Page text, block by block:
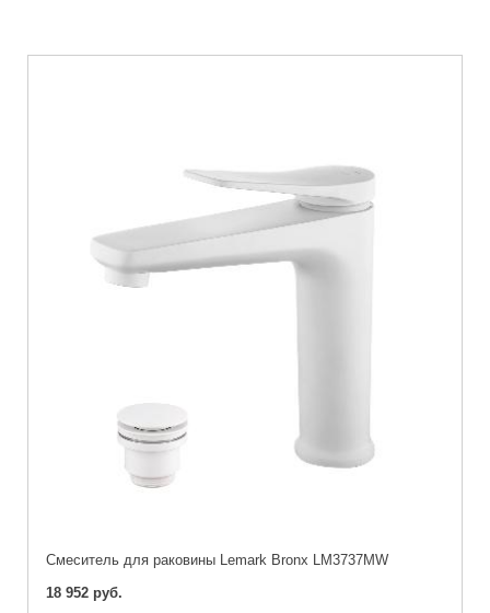
Cмеситель для раковины Lemark Bronx LM3737MW
18 952 руб.